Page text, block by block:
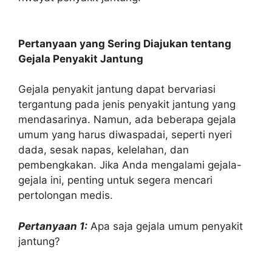
Pertanyaan yang Sering Diajukan tentang
Gejala Penyakit Jantung
Gejala penyakit jantung dapat bervariasi
tergantung pada jenis penyakit jantung yang
mendasarinya. Namun, ada beberapa gejala
umum yang harus diwaspadai, seperti nyeri
dada, sesak napas, kelelahan, dan
pembengkakan. Jika Anda mengalami gejala-
gejala ini, penting untuk segera mencari
pertolongan medis.
Pertanyaan 1: Apa saja gejala umum penyakit
jantung?